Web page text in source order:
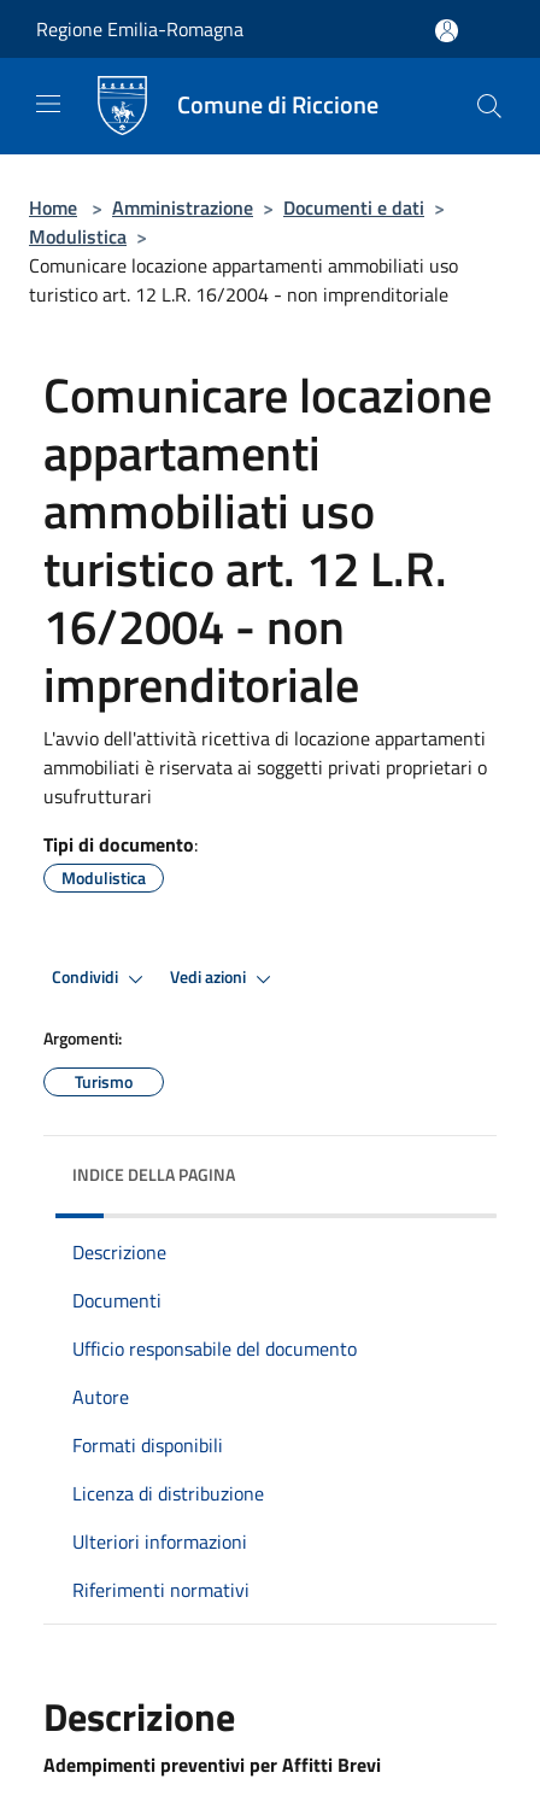
Regione Emilia-Romagna
Comune di Riccione
Home > Amministrazione > Documenti e dati >
Modulistica >
Comunicare locazione appartamenti ammobiliati uso
turistico art. 12 L.R. 16/2004 - non imprenditoriale
Comunicare locazione
appartamenti
ammobiliati uso
turistico art. 12 L.R.
16/2004 - non
imprenditoriale
L'avvio dell'attività ricettiva di locazione appartamenti
ammobiliati è riservata ai soggetti privati proprietari o
usufrutturari
Tipi di documento:
Modulistica
Condividi Vedi azioni
Argomenti:
Turismo
INDICE DELLA PAGINA
Descrizione
Documenti
Ufficio responsabile del documento
Autore
Formati disponibili
Licenza di distribuzione
Ulteriori informazioni
Riferimenti normativi
Descrizione
Adempimenti preventivi per Affitti Brevi